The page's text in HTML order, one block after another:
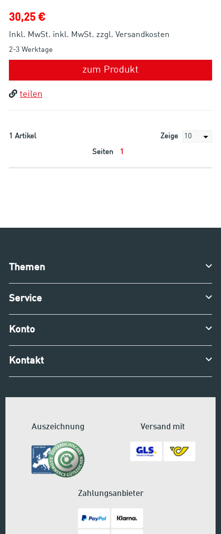
30,25 €
Inkl. MwSt. inkl. MwSt. zzgl. Versandkosten
2-3 Werktage
zum Produkt
teilen
1 Artikel
Seiten 1
Zeige
Themen
Service
Konto
Kontakt
Auszeichnung Versand mit
Zahlungsanbieter